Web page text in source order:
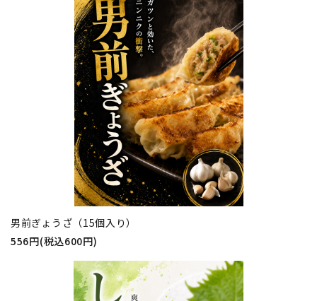
男前ぎょうざ（15個入り）
556円(税込600円)